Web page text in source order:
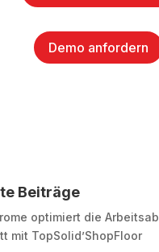
Demo anfordern
Beiträge
optimiert die
mit TopSolid’ShopFloor